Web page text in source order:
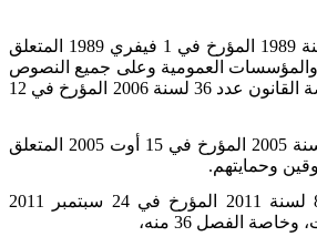
وعلى القانون عدد 9 لسنة 1989 المؤرخ في 1 فيفري 1989 المتعلق
العمومية وعلى جميع النصوص
التي نقحته وتممته وخاصة القانون عدد 36 لسنة 2006 المؤرخ في 12
وعلى القانون عدد 83 لسنة 2005 المؤرخ في 15 أوت 2005 المتعلق
وحمايتهم.
وعلى المرسوم عدد 88 لسنة 2011 المؤرخ في 24 سبتمبر 2011
الفصل 36 منه،